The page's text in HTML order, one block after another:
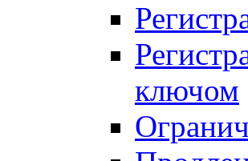
ключом